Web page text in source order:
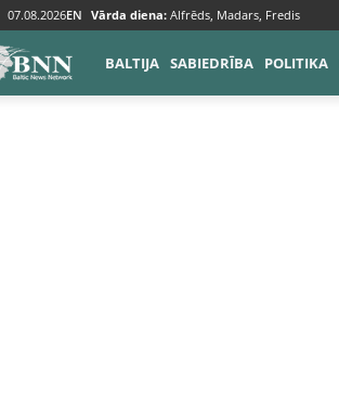
07.08.2026EN Vārda diena: Alfrēds, Madars, Fredis
BALTIJA SABIEDRĪBA POLITIKA
Sniega sega